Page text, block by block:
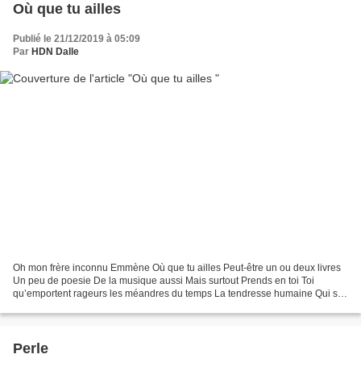
Où que tu ailles
Publié le 21/12/2019 à 05:09
Par HDN Dalle
Oh mon frère inconnu Emmène Où que tu ailles Peut-être un ou deux livres
Un peu de poesie De la musique aussi Mais surtout Prends en toi Toi
qu’emportent rageurs les méandres du temps La tendresse humaine Qui sur
Perle